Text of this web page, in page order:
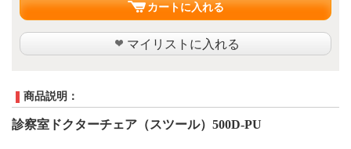
カートに入れる
マイリストに入れる
商品説明：
診察室ドクターチェア（スツール）500D-PU